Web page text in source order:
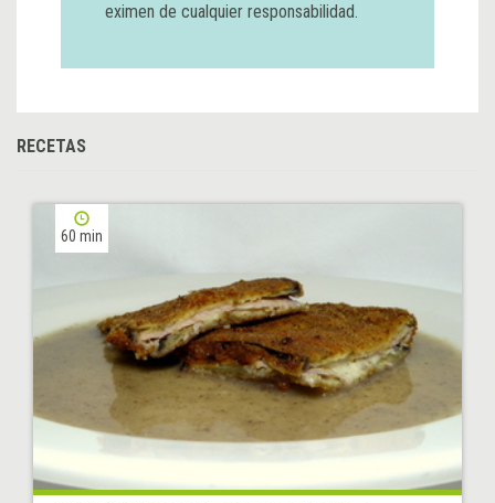
eximen de cualquier responsabilidad.
RECETAS
60 min